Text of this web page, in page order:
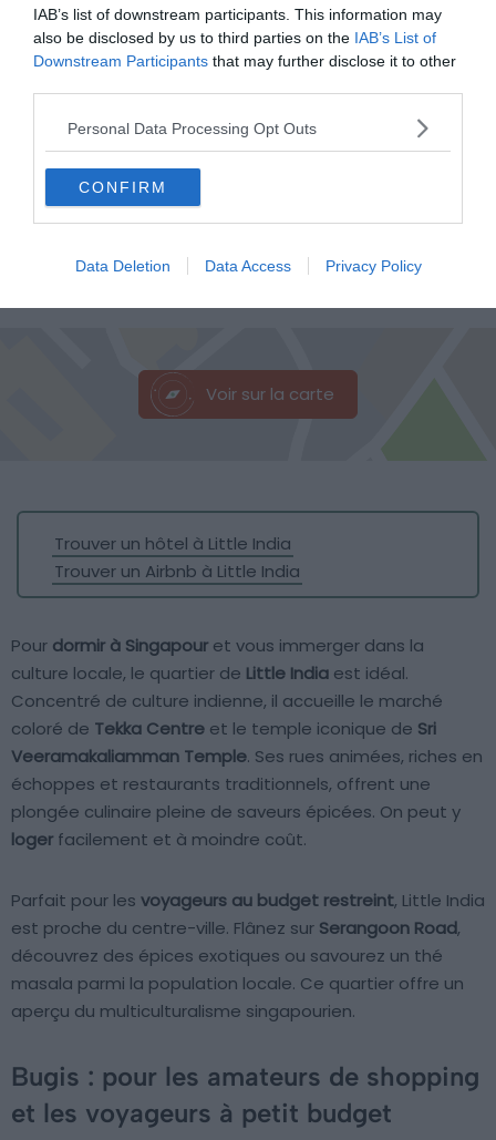
IAB’s list of downstream participants. This information may
also be disclosed by us to third parties on the IAB’s List of
Downstream Participants that may further disclose it to other
Personal Data Processing Opt Outs
CONFIRM
Data Deletion Data Access Privacy Policy
Voir sur la carte
Trouver un hôtel à Little India
Trouver un Airbnb à Little India
Pour dormir à Singapour et vous immerger dans la
culture locale, le quartier de Little India est idéal.
Concentré de culture indienne, il accueille le marché
coloré de Tekka Centre et le temple iconique de Sri
Veeramakaliamman Temple. Ses rues animées, riches en
échoppes et restaurants traditionnels, offrent une
plongée culinaire pleine de saveurs épicées. On peut y
loger facilement et à moindre coût.
Parfait pour les voyageurs au budget restreint, Little India
est proche du centre-ville. Flânez sur Serangoon Road,
découvrez des épices exotiques ou savourez un thé
masala parmi la population locale. Ce quartier offre un
aperçu du multiculturalisme singapourien.
Bugis : pour les amateurs de shopping
et les voyageurs à petit budget